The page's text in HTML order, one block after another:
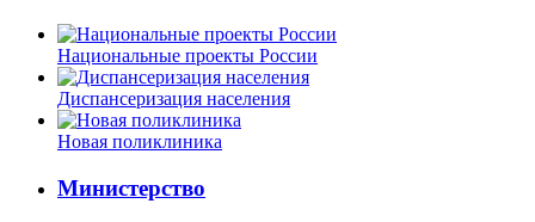
Национальные проекты России
Диспансеризация населения
Новая поликлиника
Министерство